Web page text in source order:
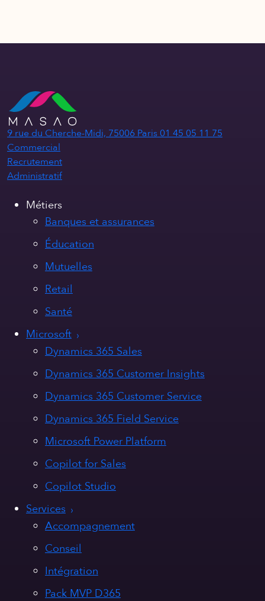
9 rue du Cherche-Midi, 75006 Paris 01 45 05 11 75
Commercial
Recrutement
Administratif
Métiers
Banques et assurances
Éducation
Mutuelles
Retail
Santé
Microsoft
Dynamics 365 Sales
Dynamics 365 Customer Insights
Dynamics 365 Customer Service
Dynamics 365 Field Service
Microsoft Power Platform
Copilot for Sales
Copilot Studio
Services
Accompagnement
Conseil
Intégration
Pack MVP D365